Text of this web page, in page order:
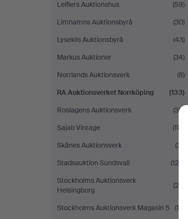
Leiflers Auktionshus
(59)
Limhamns Auktionsbyrå
(30)
Lysekils Auktionsbyrå
(43)
Markus Auktioner
(34)
Norrlands Auktionsverk
(8)
RA Auktionsverket Norrköping
(133)
Roslagens Auktionsverk
(36)
Sajab Vintage
(113)
Skånes Auktionsverk
(31)
Stadsauktion Sundsvall
(124)
Stockholms Auktionsverk
Helsingborg
(24)
Stockholms Auktionsverk Magasin 5
(16)